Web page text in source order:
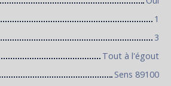
1
3
Tout à l'égout
Sens 89100